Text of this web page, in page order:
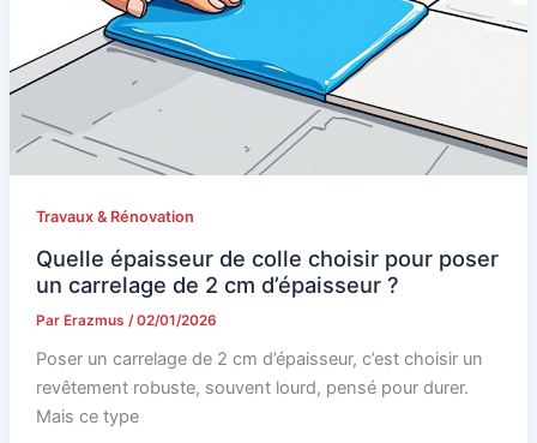
Travaux & Rénovation
Quelle épaisseur de colle choisir pour poser
un carrelage de 2 cm d’épaisseur ?
Par Erazmus /02/01/2026
Poser un carrelage de 2 cm d’épaisseur, c’est choisir un
revêtement robuste, souvent lourd, pensé pour durer.
Mais ce type